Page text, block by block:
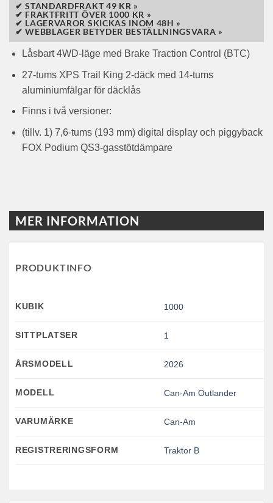
✔ STANDARDFRAKT 49 KR »
✔ FRAKTFRITT ÖVER 1000 KR »
✔ LAGERVAROR SKICKAS INOM 48H »
✔ WEBBLAGER BETYDER BESTÄLLNINGSVARA »
Låsbart 4WD-läge med Brake Traction Control (BTC)
27-tums XPS Trail King 2-däck med 14-tums
aluminiumfälgar för däcklås
Finns i två versioner:
(tillv. 1) 7,6-tums (193 mm) digital display och piggyback
FOX Podium QS3-gasstötdämpare
MER INFORMATION
PRODUKTINFO
KUBIK 1000
SITTPLATSER 1
ÅRSMODELL 2026
MODELL Can-Am Outlander
VARUMÄRKE Can-Am
REGISTRERINGSFORM Traktor B